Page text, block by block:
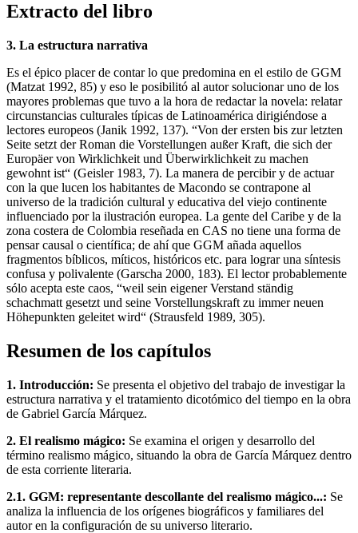
Extracto del libro
3. La estructura narrativa
Es el épico placer de contar lo que predomina en el estilo de GGM
(Matzat 1992, 85) y eso le posibilitó al autor solucionar uno de los
mayores problemas que tuvo a la hora de redactar la novela: relatar
circunstancias culturales típicas de Latinoamérica dirigiéndose a
lectores europeos (Janik 1992, 137). “Von der ersten bis zur letzten
Seite setzt der Roman die Vorstellungen außer Kraft, die sich der
Europäer von Wirklichkeit und Überwirklichkeit zu machen
gewohnt ist“ (Geisler 1983, 7). La manera de percibir y de actuar
con la que lucen los habitantes de Macondo se contrapone al
universo de la tradición cultural y educativa del viejo continente
influenciado por la ilustración europea. La gente del Caribe y de la
zona costera de Colombia reseñada en CAS no tiene una forma de
pensar causal o científica; de ahí que GGM añada aquellos
fragmentos bíblicos, míticos, históricos etc. para lograr una síntesis
confusa y polivalente (Garscha 2000, 183). El lector probablemente
sólo acepta este caos, “weil sein eigener Verstand ständig
schachmatt gesetzt und seine Vorstellungskraft zu immer neuen
Höhepunkten geleitet wird“ (Strausfeld 1989, 305).
Resumen de los capítulos
1. Introducción: Se presenta el objetivo del trabajo de investigar la
estructura narrativa y el tratamiento dicotómico del tiempo en la obra
de Gabriel García Márquez.
2. El realismo mágico: Se examina el origen y desarrollo del
término realismo mágico, situando la obra de García Márquez dentro
de esta corriente literaria.
2.1. GGM: representante descollante del realismo mágico...: Se
analiza la influencia de los orígenes biográficos y familiares del
autor en la configuración de su universo literario.